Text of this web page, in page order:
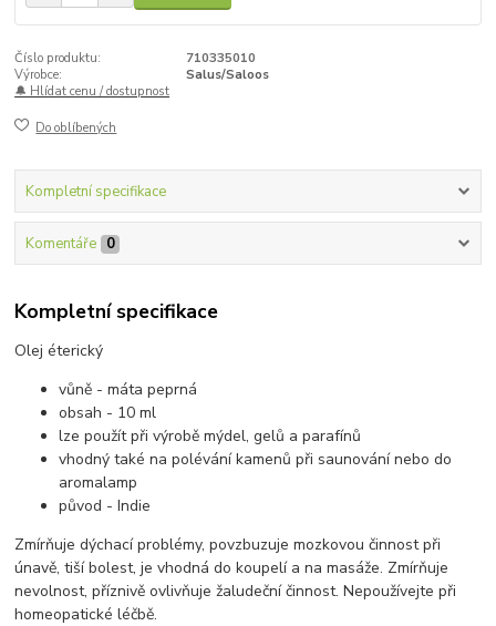
Číslo produktu:
710335010
Výrobce:
Salus/Saloos
🔔 Hlídat cenu / dostupnost
Do oblíbených
Kompletní specifikace
Komentáře 0
Kompletní specifikace
Olej éterický
vůně - máta peprná
obsah - 10 ml
lze použít při výrobě mýdel, gelů a parafínů
vhodný také na polévání kamenů při saunování nebo do
aromalamp
původ - Indie
Zmírňuje dýchací problémy, povzbuzuje mozkovou činnost při
únavě, tiší bolest, je vhodná do koupelí a na masáže. Zmírňuje
nevolnost, příznivě ovlivňuje žaludeční činnost. Nepoužívejte při
homeopatické léčbě.